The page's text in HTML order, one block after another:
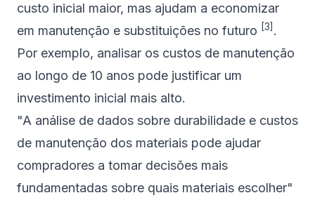
custo inicial maior, mas ajudam a economizar
em manutenção e substituições no futuro [3] .
Por exemplo, analisar os custos de manutenção
ao longo de 10 anos pode justificar um
investimento inicial mais alto.
"A análise de dados sobre durabilidade e custos
de manutenção dos materiais pode ajudar
compradores a tomar decisões mais
fundamentadas sobre quais materiais escolher"